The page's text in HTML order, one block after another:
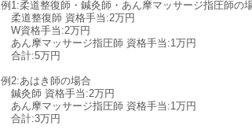
例1:柔道整復師・鍼灸師・あん摩マッサージ指圧師の
柔道整復師 資格手当:2万円
W資格手当:2万円
あん摩マッサージ指圧師 資格手当:1万円
合計:5万円
例2:あはき師の場合
鍼灸師 資格手当:2万円
あん摩マッサージ指圧師 資格手当:1万円
合計:3万円